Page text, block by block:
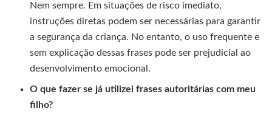
Nem sempre. Em situações de risco imediato,
instruções diretas podem ser necessárias para garantir
a segurança da criança. No entanto, o uso frequente e
sem explicação dessas frases pode ser prejudicial ao
desenvolvimento emocional.
O que fazer se já utilizei frases autoritárias com meu
filho?